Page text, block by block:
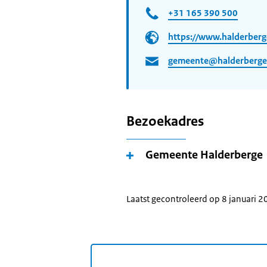
+31 165 390 500
https://
Bezoekadres
Gemeente Halderberge
Laatst gecontroleerd op 8 januari